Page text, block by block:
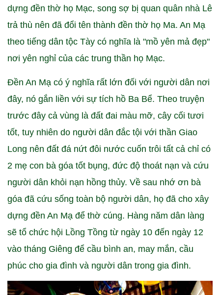
dựng đền thờ họ Mạc, song sợ bị quan quân nhà Lê
trả thù nên đã đổi tên thành đền thờ họ Ma. An Mạ
theo tiếng dân tộc Tày có nghĩa là "mồ yên mả đẹp"
nơi yên nghỉ của các trung thần họ Mạc.
Đền An Mạ có ý nghĩa rất lớn đối với người dân nơi
đây, nó gắn liền với sự tích hồ Ba Bể. Theo truyện
trước đây cả vùng là đất đai màu mỡ, cây cối tươi
tốt, tuy nhiên do người dân đắc tội với thần Giao
Long nên đất đá nứt đôi nước cuốn trôi tất cả chỉ có
2 mẹ con bà góa tốt bụng, đức độ thoát nạn và cứu
người dân khỏi nạn hồng thủy. Về sau nhớ ơn bà
góa đã cứu sống toàn bộ người dân, họ đã cho xây
dựng đền An Mạ để thờ cúng. Hàng năm dân làng
sẽ tổ chức hội Lồng Tồng từ ngày 10 đến ngày 12
vào tháng Giêng để cầu bình an, may mắn, cầu
phúc cho gia đình và người dân trong gia đình.